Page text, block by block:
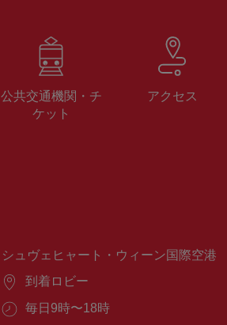
公共交通機関・チ
ケット
アクセス
シュヴェヒャート・ウィーン国際空港
場
到着ロビー
営
毎日9時〜18時